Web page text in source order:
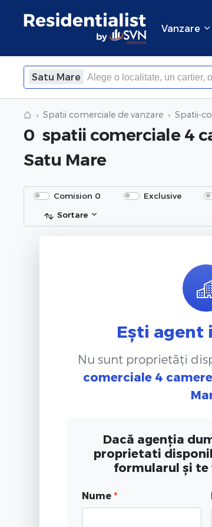
Vanzare
Satu Mare
⌂ Spatii comerciale de vanzare Spatii-
0 spatii comerciale 4
Satu Mare
Comision 0 Exclusive
Sortare
Ești agent
Nu sunt proprietăți
comerciale 4
Dacă agenția
proprietati
formularul și
Nume *